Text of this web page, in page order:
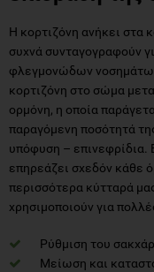
Η κορτιζόνη ανήκει στα
συχνά συνταγογραφούν
φλεγμονώδων
κορτιζόνη στο σώμα
ορμόνη, η οποία
παραγόμενη ποσότητά
υπόφυση – επινεφρίδια.
επηρεάζει σχεδόν κάθε
περισσότερα κύτταρά
χρησιμοποιούν για
Ρύθμιση του
Μείωση και